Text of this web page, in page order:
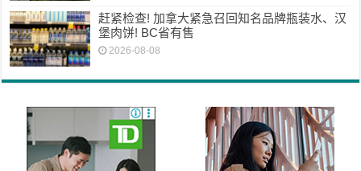
赶紧检查! 加拿大紧急召回知名品牌瓶装水、汉
堡肉饼! BC省有售
2026-08-08